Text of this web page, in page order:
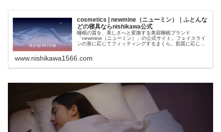
cosmetics | newmine（ニューミン）｜ふとんな
どの寝具ならnishikawa公式
睡眠の質を、美しさへと変換する美容睡眠ブランド
「newmine（ニューミン）」の公式サイト。フェイスライ
ンの形に応じてフィッティングするまくら。肌質に応じて
www.nishikawa1566.com